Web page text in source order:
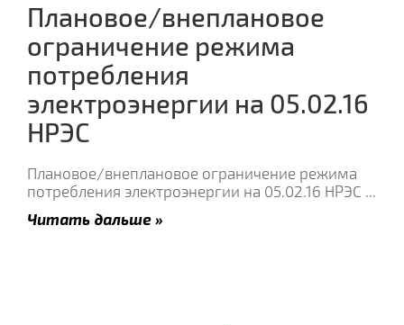
Плановое/внеплановое
ограничение режима
потребления
электроэнергии на 05.02.16
НРЭС
Плановое/внеплановое ограничение режима
потребления электроэнергии на 05.02.16 НРЭС ...
Читать дальше »